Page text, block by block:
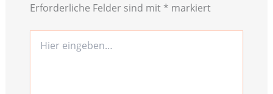
Erforderliche Felder sind mit * markiert
eingeben…